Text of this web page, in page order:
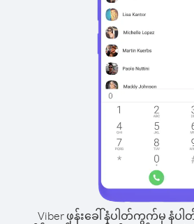
Viber ဖုန်းခေါ်နံပါတ်ကွက်မှ နံပါ